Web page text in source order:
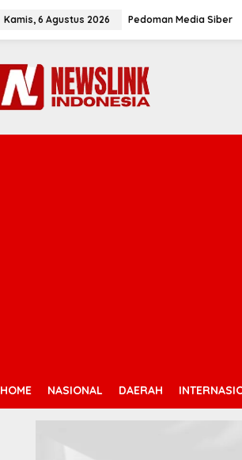
Kamis, 6 Agustus 2026 Pedoman Media Siber
HOME NASIONAL DAERAH